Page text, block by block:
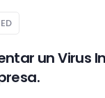
un Virus